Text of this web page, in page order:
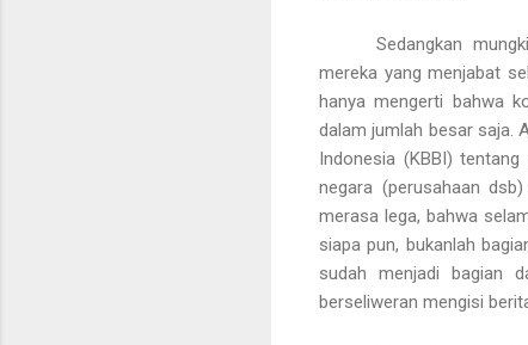
Sedangkan
mereka yang menjabat
hanya mengerti bahwa
dalam jumlah besar saja.
Indonesia (KBBI)
negara (perusahaan
merasa lega, bahwa
siapa pun, bukanlah
sudah menjadi bagian
berseliweran mengisi